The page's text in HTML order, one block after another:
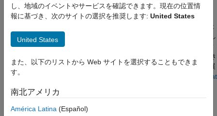
System Identification Toolbox
System Identification Toolbox 入門
データの準備
線形モデルの同定
非線形モデルの同定
モデルの検証
システムの動作中にモデル パラメーターとモデル状態を推定し、
コードを生成して組み込みターゲットへと展開する
オンライン推定アルゴリズムは、新規データが使用可能になった
ときに、モデル パラメーターの推定とモデル状態の推定を更新し
ます。Simulink
ブロックおよびコマンド ラインを使用して、オ
ンライン パラメーター推定およびオンライン状態推定を実行でき
ます。C/C++ コードを生成して組み込みターゲットにコードを展
開することができます。オンライン推定の詳細については、
What
Is Online Estimation?
カテゴリ
し、地域のイベントやサービスを確認できます。現在の位置情
報に基づき、次のサイトの選択を推奨します: United States
United States
また、以下のリストから Web サイトを選択することもできま
す。
南北アメリカ
América Latina (Español)